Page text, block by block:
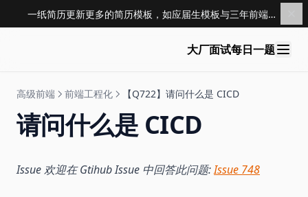
一纸简历更新更多的简历模板，如应届生模板与三年前端模板，点击查看 →
大厂面试每日一题
高级前端 前端工程化 【Q722】请问什么是 CICD
请问什么是 CICD
Issue 欢迎在 Gtihub Issue 中回答此问题:Issue 748